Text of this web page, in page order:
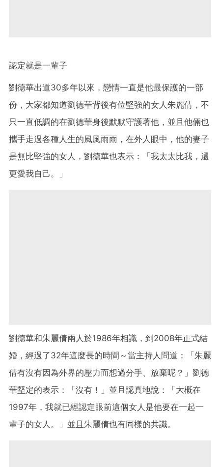
認定就是一輩子
劉德華出道30多年以來，戀情一直是他最保護的一部
份，大家都知道劉德華背後有位堅強的女人朱麗倩，不
只一直低調的在劉德華身後默默守護著他，並且他倆也
攜手走過各種人生的風風雨雨，在外人眼中，他的妻子
是無比堅強的女人，劉德華也表示：「我太太比我，還
更愛我自己。」
劉德華和朱麗倩兩人於1986年相識，到2008年正式結
婚，經過了32年這麼長的時間～當主持人問道：「朱麗
倩有沒有因為外界的壓力而想過分手、放棄呢？」劉德
華堅定的表示：「沒有！」並且認真地說：「大概在
1997年，我就已經認定眼前這個女人是他要在一起一
輩子的女人。」並且朱麗倩也有同樣的共識。